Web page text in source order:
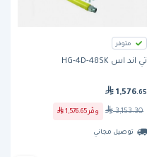
متوفر
تي اند اس HG-4D-48SK
1,576.65
3,153.30 وفّر 1,576.65
توصيل مجاني